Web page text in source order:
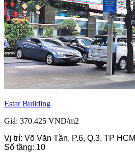
Estar Building
Giá: 370.425 VND/m2
Vị trí: Võ Văn Tần, P.6, Q.3, TP HCM
Số tầng: 10